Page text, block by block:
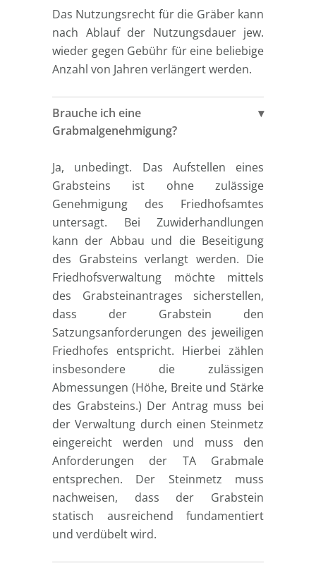
Das Nutzungsrecht für die Gräber kann
nach Ablauf der Nutzungsdauer jew.
wieder gegen Gebühr für eine beliebige
Anzahl von Jahren verlängert werden.
Brauche ich eine
Grabmalgenehmigung?
Ja, unbedingt. Das Aufstellen eines
Grabsteins ist ohne zulässige
Genehmigung des Friedhofsamtes
untersagt. Bei Zuwiderhandlungen
kann der Abbau und die Beseitigung
des Grabsteins verlangt werden. Die
Friedhofsverwaltung möchte mittels
des Grabsteinantrages sicherstellen,
dass der Grabstein den
Satzungsanforderungen des jeweiligen
Friedhofes entspricht. Hierbei zählen
insbesondere die zulässigen
Abmessungen (Höhe, Breite und Stärke
des Grabsteins.) Der Antrag muss bei
der Verwaltung durch einen Steinmetz
eingereicht werden und muss den
Anforderungen der TA Grabmale
entsprechen. Der Steinmetz muss
nachweisen, dass der Grabstein
statisch ausreichend fundamentiert
und verdübelt wird.